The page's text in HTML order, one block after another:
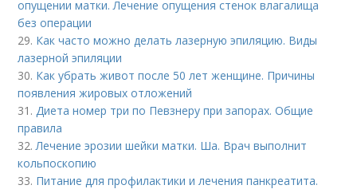
опущении матки. Лечение опущения стенок влагалища
без операции
29. Как часто можно делать лазерную эпиляцию. Виды
лазерной эпиляции
30. Как убрать живот после 50 лет женщине. Причины
появления жировых отложений
31.Диета номер три по Певзнеру при запорах. Общие
правила
32.Лечение эрозии шейки матки. Ша. Врач выполнит
кольпоскопию
33. Питание для профилактики и лечения панкреатита.